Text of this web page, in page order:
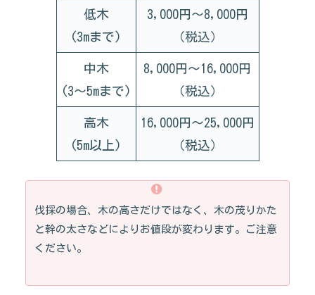
低木
(3mまで)
3,000円～8,000円
（税込）
中木
(3～5mまで)
8,000円～16,000円
（税込）
高木
(5m以上)
16,000円～25,000円
（税込）
伐採の場合、木の高さだけではなく、木の茂りかた
と幹の太さなどによりお値段が変わります。ご注意
ください。